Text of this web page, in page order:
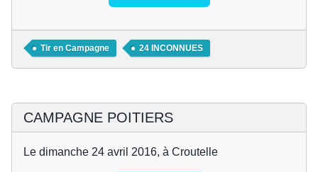
Tir en Campagne 24 INCONNUES
CAMPAGNE POITIERS
Le dimanche 24 avril 2016, à Croutelle